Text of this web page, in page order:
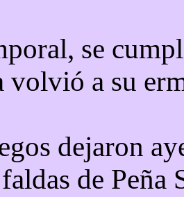
se
volvió a su
dejaron
de Peña